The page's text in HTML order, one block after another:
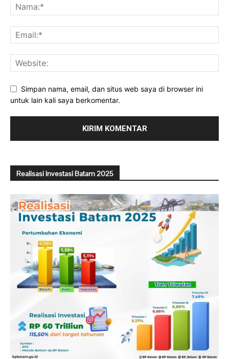
Simpan nama, email, dan situs web saya di browser ini
untuk lain kali saya berkomentar.
Realisasi Investasi Batam 2025